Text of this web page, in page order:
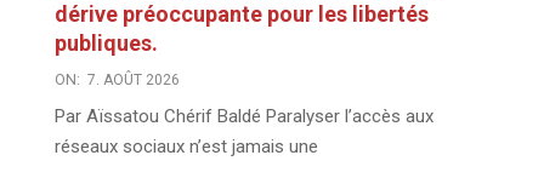
dérive préoccupante pour les libertés
publiques.
ON: 7. AOÛT 2026
Par Aïssatou Chérif Baldé Paralyser l’accès aux
réseaux sociaux n’est jamais une